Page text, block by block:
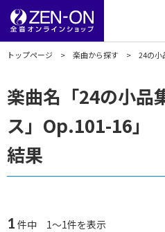
トップページ 楽曲から探す 24の小
楽曲名「24の小品
ス」Op.101-16」
結果
1 件中 1～1件を表示